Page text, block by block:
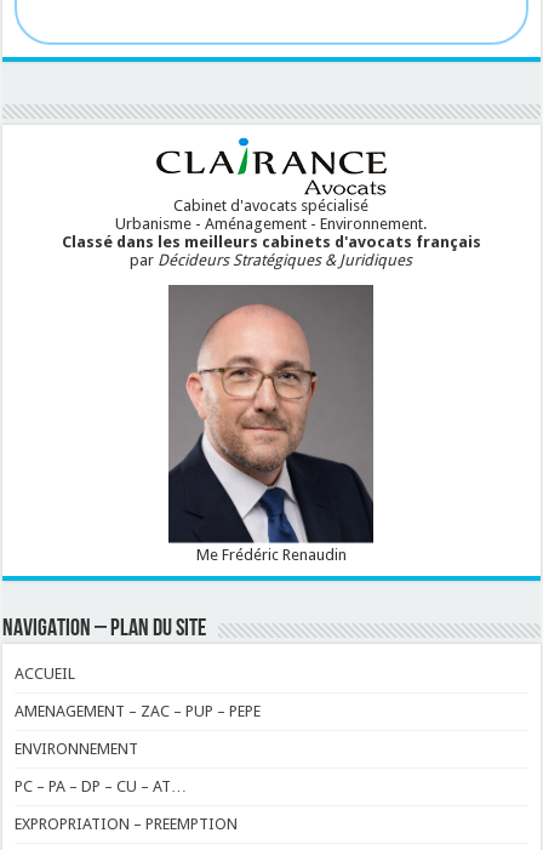
Cabinet d'avocats spécialisé
Urbanisme - Aménagement - Environnement.
Classé dans les meilleurs cabinets d'avocats français
par Décideurs Stratégiques & Juridiques
Me Frédéric Renaudin
NAVIGATION – PLAN DU SITE
ACCUEIL
AMENAGEMENT – ZAC – PUP – PEPE
ENVIRONNEMENT
PC – PA – DP – CU – AT…
EXPROPRIATION – PREEMPTION